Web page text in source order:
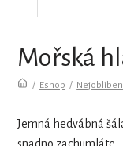
Mořská
/ Eshop /
Jemná hedvábná
snadno zachumláte.